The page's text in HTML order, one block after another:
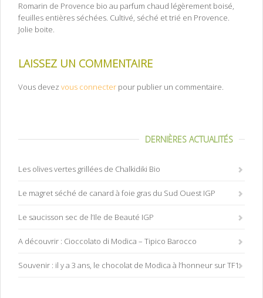
Romarin de Provence bio au parfum chaud légèrement boisé,
feuilles entières séchées. Cultivé, séché et trié en Provence.
Jolie boite.
LAISSEZ UN COMMENTAIRE
Vous devez vous connecter pour publier un commentaire.
DERNIÈRES ACTUALITÉS
Les olives vertes grillées de Chalkidiki Bio
Le magret séché de canard à foie gras du Sud Ouest IGP
Le saucisson sec de l’Ile de Beauté IGP
A découvrir : Cioccolato di Modica – Tipico Barocco
Souvenir : il y a 3 ans, le chocolat de Modica à l’honneur sur TF1